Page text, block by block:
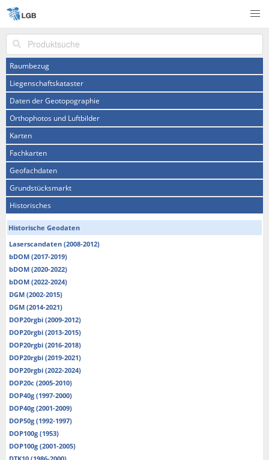
Produktsuche
Raumbezug
Liegenschaftskataster
Daten der Geotopographie
Orthophotos und Luftbilder
Karten
Fachkarten
Geofachdaten
Grundstücksmarkt
Historisches
Historische Geodaten
Laserscandaten (2008-2012)
bDOM (2017-2019)
bDOM (2020-2022)
bDOM (2022-2024)
DGM (2002-2015)
DGM (2014-2021)
DOP20rgbi (2009-2012)
DOP20rgbi (2013-2015)
DOP20rgbi (2016-2018)
DOP20rgbi (2019-2021)
DOP20rgbi (2022-2024)
DOP20c (2005-2010)
DOP40g (1997-2000)
DOP40g (2001-2009)
DOP50g (1992-1997)
DOP100g (1953)
DOP100g (2001-2005)
DTK10 (1986-2000)